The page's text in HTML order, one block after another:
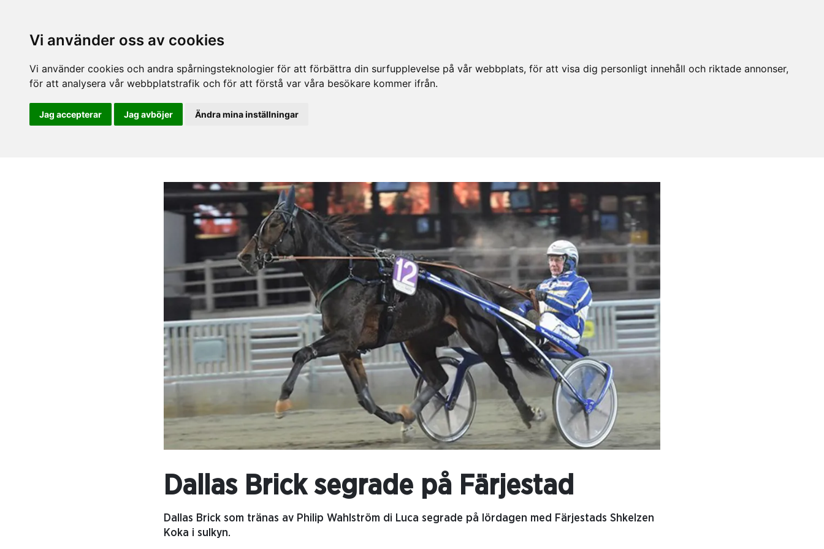
Vi använder oss av cookies
Vi använder cookies och andra spårningsteknologier för att förbättra din surfupplevelse på vår webbplats, för att visa dig personligt innehåll och riktade annonser,
för att analysera vår webbplatstrafik och för att förstå var våra besökare kommer ifrån.
Jag accepterar Jag avböjer Ändra mina inställningar
Dallas Brick segrade på Färjestad
Dallas Brick som tränas av Philip Wahlström di Luca segrade på lördagen med Färjestads Shkelzen
Koka i sulkyn.